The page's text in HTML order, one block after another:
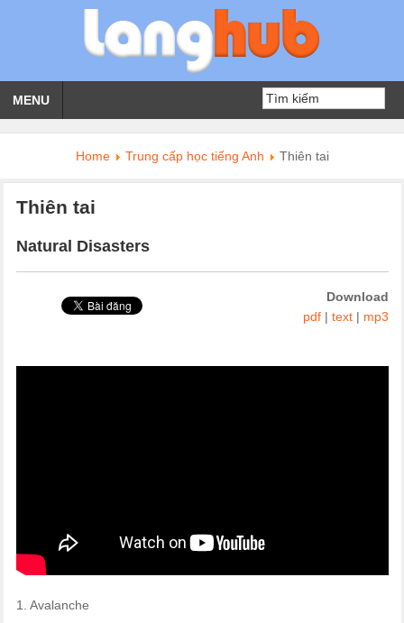
MENU
Home Trung cấp học tiếng Anh Thiên tai
Thiên tai
Natural Disasters
Download
pdf| text| mp3
1. Avalanche